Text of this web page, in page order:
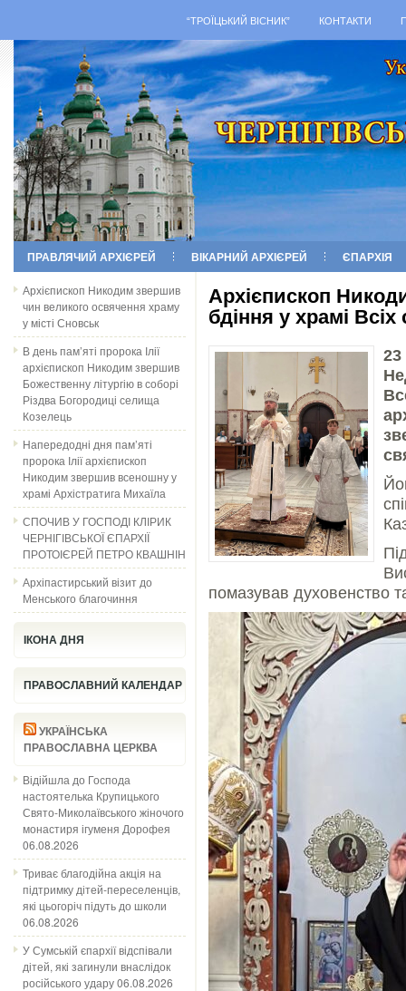
“ТРОЇЦЬКИЙ ВІСНИК” КОНТАКТИ
ПРАВЛЯЧИЙ АРХІЄРЕЙ ВІКАРНИЙ АРХІЄРЕЙ ЄПАРХІЯ
Архієпископ Никодим звершив
чин великого освячення храму
у місті Сновськ
В день пам’яті пророка Ілії
архієпископ Никодим звершив
Божественну літургію в соборі
Різдва Богородиці селища
Козелець
Напередодні дня пам’яті
пророка Ілії архієпископ
Никодим звершив всеношну у
храмі Архістратига Михаїла
СПОЧИВ У ГОСПОДІ КЛІРИК
ЧЕРНІГІВСЬКОЇ ЄПАРХІЇ
ПРОТОІЄРЕЙ ПЕТРО КВАШНІН
Архіпастирський візит до
Менського благочиння
ІКОНА ДНЯ
ПРАВОСЛАВНИЙ КАЛЕНДАР
УКРАЇНСЬКА
ПРАВОСЛАВНА ЦЕРКВА
Відійшла до Господа
настоятелька Крупицького
Свято-Миколаївського жіночого
монастиря ігуменя Дорофея
06.08.2026
Триває благодійна акція на
підтримку дітей-переселенців,
які цьогоріч підуть до школи
06.08.2026
У Сумській єпархії відспівали
дітей, які загинули внаслідок
російського удару06.08.2026
Архієпископ
бдіння у храмі Всіх
помазував духовенство